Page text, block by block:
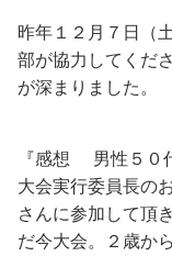
昨年１２月７日（
部が協力してくだ
が深まりました。
『感想
男性５０
大会実行委員長の
さんに参加して頂
だ今大会。２歳か